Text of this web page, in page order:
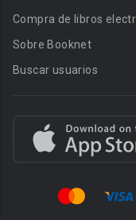
Compra de libros
Sobre Booknet
Buscar usuarios